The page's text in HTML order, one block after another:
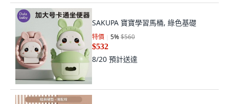
SAKUPA 寶寶學習馬桶, 綠色基礎
特價 5%$560
$532
8/20 預計送達